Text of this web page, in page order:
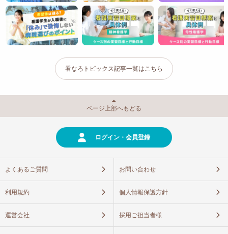
看なろトピックス記事一覧はこちら
ページ上部へもどる
ログイン・会員登録
よくあるご質問 お問い合わせ
利用規約 個人情報保護方針
運営会社 採用ご担当者様